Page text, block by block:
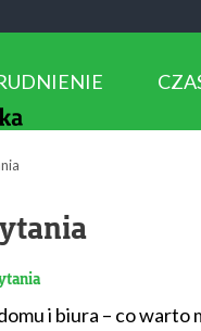
i biura – co warto